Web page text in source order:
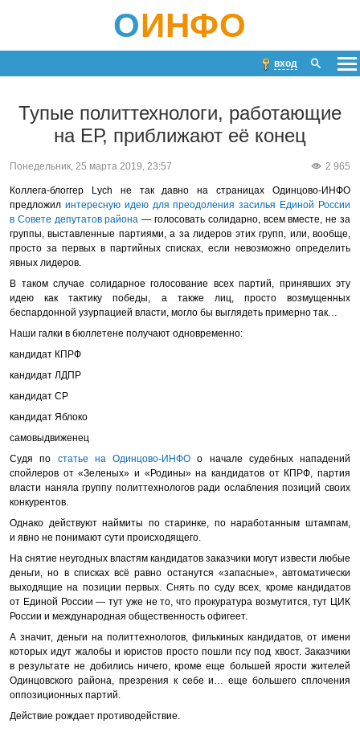
ОИНФО
вход
Тупые политтехнологи, работающие
на ЕР, приближают её конец
2 965
Понедельник, 25 марта 2019, 23:57
Коллега-блоггер Lych не так давно на страницах Одинцово-ИНФО
предложил интересную идею для преодоления засилья Единой России
в Совете депутатов района — голосовать солидарно, всем вместе, не за
группы, выставленные партиями, а за лидеров этих групп, или, вообще,
просто за первых в партийных списках, если невозможно определить
явных лидеров.
В таком случае солидарное голосование всех партий, принявших эту
идею как тактику победы, а также лиц, просто возмущенных
беспардонной узурпацией власти, могло бы выглядеть примерно так…
Наши галки в бюллетене получают одновременно:
кандидат КПРФ
кандидат ЛДПР
кандидат СР
кандидат Яблоко
самовыдвиженец
Судя по статье на Одинцово-ИНФО о начале судебных нападений
спойлеров от «Зеленых» и «Родины» на кандидатов от КПРФ, партия
власти наняла группу политтехнологов ради ослабления позиций своих
конкурентов.
Однако действуют наймиты по старинке, по наработанным штампам,
и явно не понимают сути происходящего.
На снятие неугодных властям кандидатов заказчики могут извести любые
деньги, но в списках всё равно останутся «запасные», автоматически
выходящие на позиции первых. Снять по суду всех, кроме кандидатов
от Единой России — тут уже не то, что прокуратура возмутится, тут ЦИК
России и международная общественность офигеет.
А значит, деньги на политтехнологов, филькиных кандидатов, от имени
которых идут жалобы и юристов просто пошли псу под хвост. Заказчики
в результате не добились ничего, кроме еще большей ярости жителей
Одинцовского района, презрения к себе и… еще большего сплочения
оппозиционных партий.
Действие рождает противодействие.